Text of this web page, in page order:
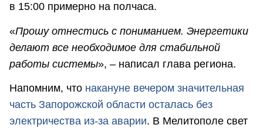
в 15:00 примерно на полчаса.
«Прошу отнестись с пониманием. Энергетики
делают все необходимое для стабильной
работы системы», – написал глава региона.
Напомним, что накануне вечером значительная
часть Запорожской области осталась без
электричества из-за аварии. В Мелитополе свет